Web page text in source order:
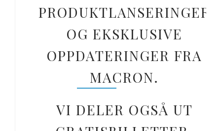
PRODUKTLANSERINGER
OG EKSKLUSIVE
OPPDATERINGER FRA
MACRON.
VI DELER OGSÅ UT